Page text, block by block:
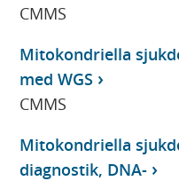
CMMS
Mitokondriella
med WGS
CMMS
Mitokondriella
diagnostik, DNA-